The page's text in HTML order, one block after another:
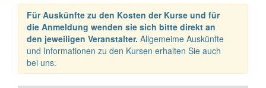
Für Auskünfte zu den Kosten der Kurse und für
die Anmeldung wenden sie sich bitte direkt an
den jeweiligen Veranstalter. Allgemeime Auskünfte
und Informationen zu den Kursen erhalten Sie auch
bei uns.